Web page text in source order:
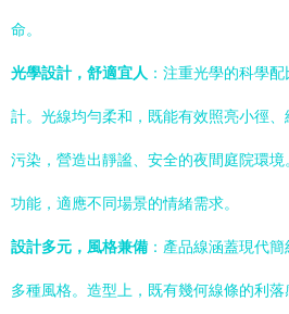
命。
光學設計，舒適宜人 ：注重光學的科學
計。光線均勻柔和，既能有效照亮小徑
污染，營造出靜謐、安全的夜間庭院環
功能，適應不同場景的情緒需求。
設計多元，風格兼備 ：產品線涵蓋現代
多種風格。造型上，既有幾何線條的利